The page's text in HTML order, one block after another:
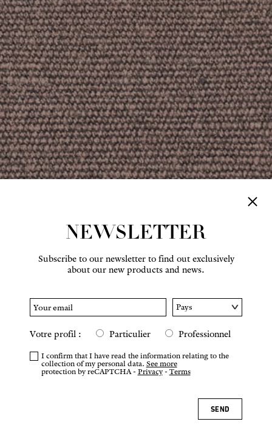
NEWSLETTER
Subscribe to our newsletter to find out exclusively
about our new products and news.
Votre profil : Particulier Professionnel
I confirm that I have read the information relating to the
collection of my personal data. See more
protection by reCAPTCHA - Privacy- Terms
SEND